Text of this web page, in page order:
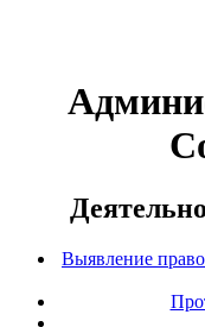
Выявление